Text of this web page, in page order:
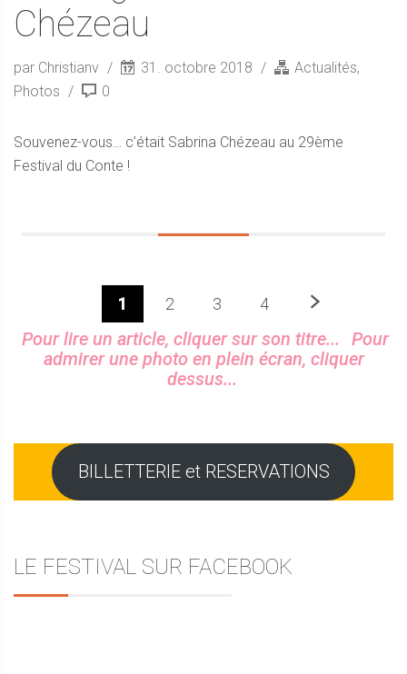
Chézeau
par Christianv 31. octobre 2018 Actualités,
Photos
0
Souvenez-vous… c’était Sabrina Chézeau au 29ème
Festival du Conte !
1 2 3 4 Prochaine
Sidebar
Pour lire un article, cliquer sur son titre...
Pour
admirer une photo en plein écran, cliquer
dessus...
BILLETTERIE et RESERVATIONS
LE FESTIVAL SUR FACEBOOK